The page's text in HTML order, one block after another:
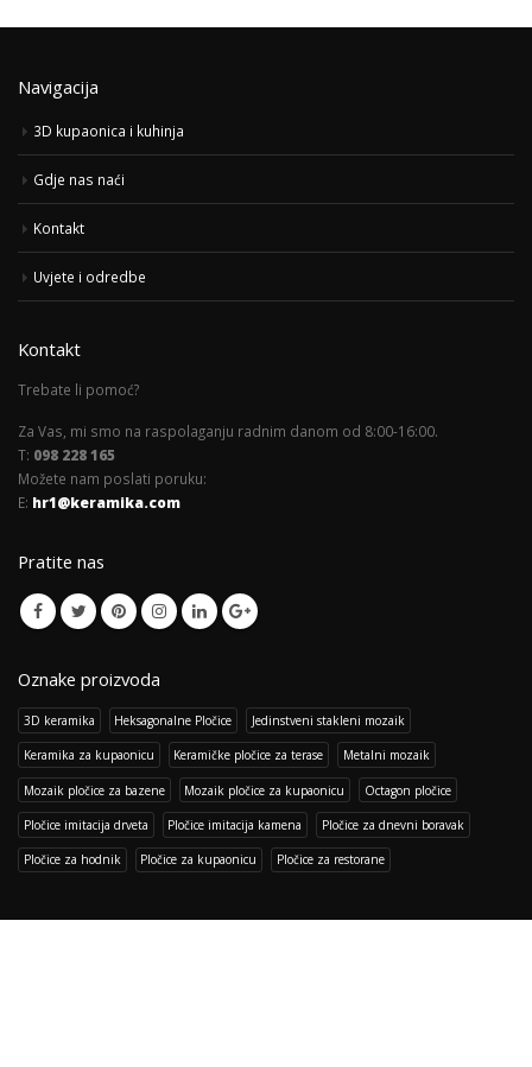
Navigacija
3D kupaonica i kuhinja
Gdje nas naći
Kontakt
Uvjete i odredbe
Kontakt
Trebate li pomoć?
Za Vas, mi smo na raspolaganju radnim danom od 8:00-16:00.
T: 098 228 165
Možete nam poslati poruku:
E: hr1@keramika.com
Pratite nas
Oznake proizvoda
3D keramika Heksagonalne Pločice Jedinstveni stakleni mozaik
Keramika za kupaonicu Keramičke pločice za terase Metalni mozaik
Mozaik pločice za bazene Mozaik pločice za kupaonicu Octagon pločice
Pločice imitacija drveta Pločice imitacija kamena Pločice za dnevni boravak
Pločice za hodnik Pločice za kupaonicu Pločice za restorane